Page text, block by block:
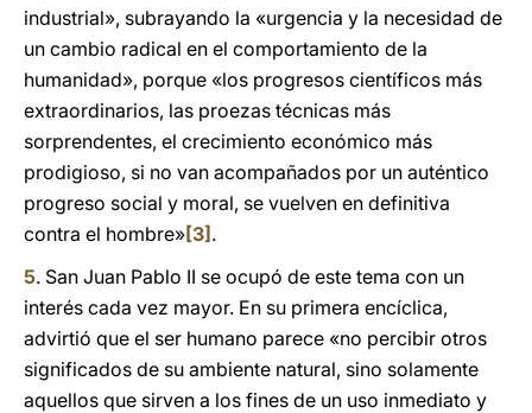
industrial», subrayando la «urgencia y la necesidad de
un cambio radical en el comportamiento de la
humanidad», porque «los progresos científicos más
extraordinarios, las proezas técnicas más
sorprendentes, el crecimiento económico más
prodigioso, si no van acompañados por un auténtico
progreso social y moral, se vuelven en definitiva
contra el hombre»[3] .
5. San Juan Pablo II se ocupó de este tema con un
interés cada vez mayor. En su primera encíclica,
advirtió que el ser humano parece «no percibir otros
significados de su ambiente natural, sino solamente
aquellos que sirven a los fines de un uso inmediato y